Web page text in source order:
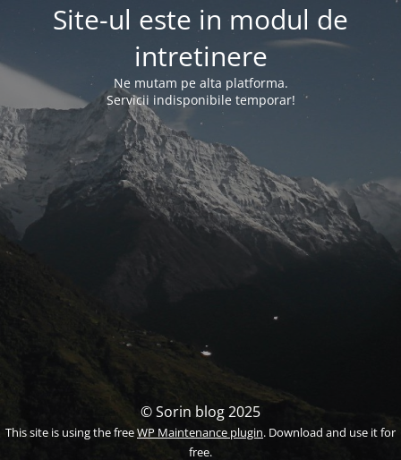
Site-ul este in modul de
intretinere
Ne mutam pe alta platforma.
Servicii indisponibile temporar!
© Sorin blog 2025
This site is using the freeWP Maintenance plugin. Download and use it for
free.